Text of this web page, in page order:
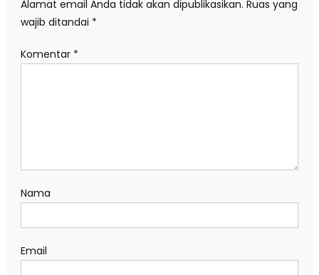
Alamat email Anda tidak akan dipublikasikan. Ruas yang
wajib ditandai *
Komentar *
Nama
Email